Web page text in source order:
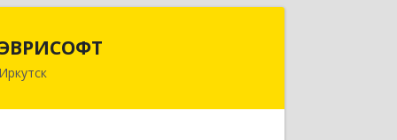
Иркутск664003, Иркутская обл, Иркутск г,